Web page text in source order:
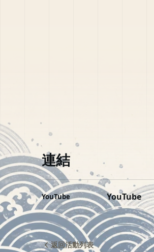
連結
YouTube YouTube
返回活動列表